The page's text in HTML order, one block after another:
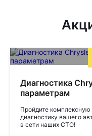
Диагностика
параметрам
Пройдите комплексную
диагностику вашего
в сети наших СТО!